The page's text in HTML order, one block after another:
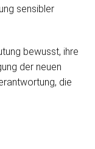
sensibler
bewusst, ihre
der neuen
die